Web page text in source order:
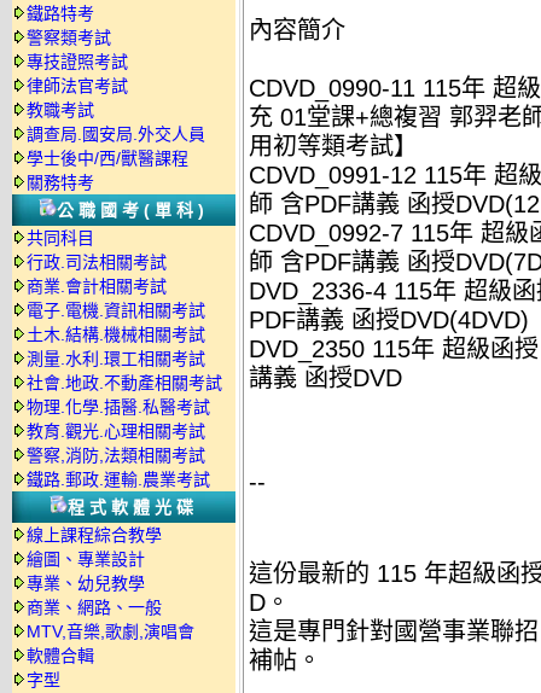
鐵路特考
警察類考試
專技證照考試
律師法官考試
教職考試
調查局.國安局.外交人員
學士後中/西/獸醫課程
關務特考
公職國考(單科)
共同科目
行政.司法相關考試
商業.會計相關考試
電子.電機.資訊相關考試
土木.結構.機械相關考試
測量.水利.環工相關考試
社會.地政.不動產相關考試
物理.化學.插醫.私醫考試
教育.觀光.心理相關考試
警察,消防,法類相關考試
鐵路.郵政.運輸.農業考試
程式軟體光碟
線上課程綜合教學
繪圖、專業設計
專業、幼兒教學
商業、網路、一般
MTV,音樂,歌劇,演唱會
軟體合輯
字型
內容簡介
CDVD_0990-11 115年 超
充 01堂課+總複習 郭羿老
用初等類考試】
CDVD_0991-12 115年 超
師 含PDF講義 函授
CDVD_0992-7 115年 超
師 含PDF講義 函授
DVD_2336-4 115年 超級
PDF講義 函授DVD(4DVD)
DVD_2350 115年 超級函
講義 函授DVD
--
這份最新的 115 年超級函
D。
這是專門針對國營事業聯
補帖。